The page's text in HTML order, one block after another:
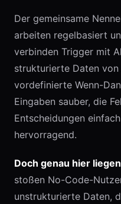
Der gemeinsame
arbeiten regelbasiert
verbinden Trigger mit
strukturierte Daten von
vordefinierte Wenn-
Eingaben sauber, die
Entscheidungen
hervorragend.
Doch genau hier
stoßen No-Code-
unstrukturierte Daten,